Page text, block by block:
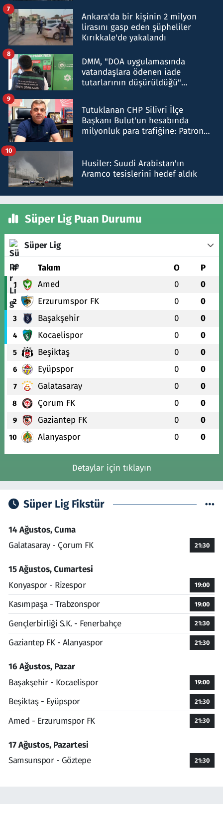
Ankara'da bir kişinin 2 milyon
lirasını gasp eden şüpheliler
Kırıkkale'de yakalandı
7
DMM, "DOA uygulamasında
vatandaşlara ödenen iade
tutarlarının düşürüldüğü"
8
Tutuklanan CHP Silivri İlçe
Başkanı Bulut'un hesabında
milyonluk para trafiğine: Patron
9
Husiler: Suudi Arabistan'ın
Aramco tesislerini hedef aldık
10
Süper Lig Puan Durumu
Süper Lig
# Takım O P
1 Amed 0 0
2 Erzurumspor FK 0 0
3 Başakşehir 0 0
4 Kocaelispor 0 0
5 Beşiktaş 0 0
6 Eyüpspor 0 0
7 Galatasaray 0 0
8 Çorum FK 0 0
9 Gaziantep FK 0 0
10 Alanyaspor 0 0
Detaylar için tıklayın
Süper Lig Fikstür
14 Ağustos, Cuma
Galatasaray - Çorum FK
21:30
15 Ağustos, Cumartesi
Konyaspor - Rizespor
19:00
Kasımpaşa - Trabzonspor 19:00
Gençlerbirliği S.K. - Fenerbahçe 21:30
Gaziantep FK - Alanyaspor 21:30
16 Ağustos, Pazar
Başakşehir - Kocaelispor
19:00
Beşiktaş - Eyüpspor 21:30
Amed - Erzurumspor FK 21:30
17 Ağustos, Pazartesi
Samsunspor - Göztepe
21:30